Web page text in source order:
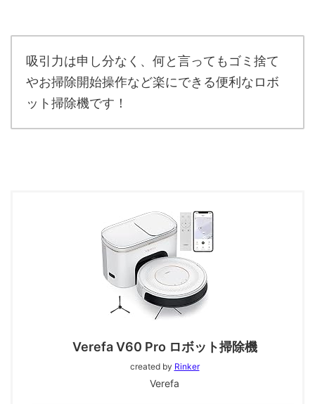
吸引力は申し分なく、何と言ってもゴミ捨て
やお掃除開始操作など楽にできる便利なロボ
ット掃除機です！
Verefa V60 Pro ロボット掃除機
created by Rinker
Verefa